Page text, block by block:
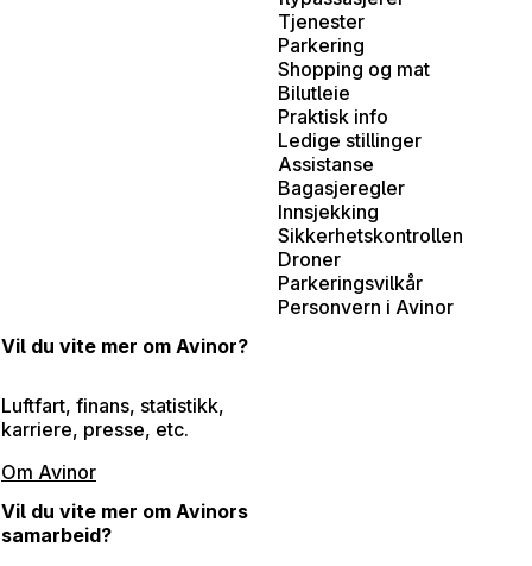
Tjenester
Parkering
Shopping og mat
Bilutleie
Praktisk info
Ledige stillinger
Assistanse
Bagasjeregler
Innsjekking
Sikkerhetskontrollen
Droner
Parkeringsvilkår
Personvern i Avinor
Vil du vite mer om Avinor?
Luftfart, finans, statistikk,
karriere, presse, etc.
Om Avinor
Vil du vite mer om Avinors
samarbeid?